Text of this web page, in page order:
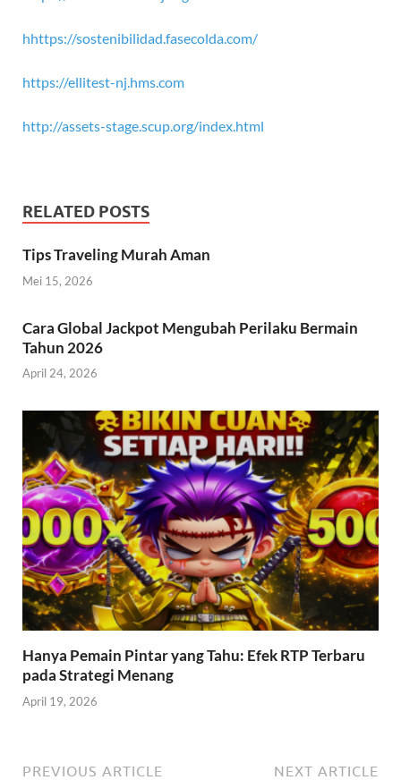
hhttps://sostenibilidad.fasecolda.com/
https://ellitest-nj.hms.com
http://assets-stage.scup.org/index.html
RELATED POSTS
Tips Traveling Murah Aman
Mei 15, 2026
Cara Global Jackpot Mengubah Perilaku Bermain
Tahun 2026
April 24, 2026
Hanya Pemain Pintar yang Tahu: Efek RTP Terbaru
pada Strategi Menang
April 19, 2026
PREVIOUS ARTICLE NEXT ARTICLE